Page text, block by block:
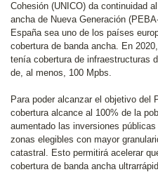
Cohesión (UNICO) da continuidad
ancha de Nueva Generación
España sea uno de los países
cobertura de banda ancha. En
tenía cobertura de infraestructuras
de, al menos, 100 Mpbs.
Para poder alcanzar el objetivo del
cobertura alcance al 100% de la
aumentado las inversiones
zonas elegibles con mayor
catastral. Esto permitirá acelerar
cobertura de banda ancha